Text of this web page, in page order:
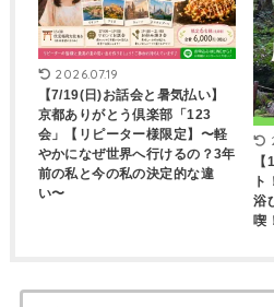
2026.07.19
【7/19(日)お話会と暑気払い】
京都ありがとう倶楽部「123
会」【リピーター様限定】〜軽
やかになぜ世界へ行けるの？3年
前の私と今の私の決定的な違
い〜
ト
浴
喫